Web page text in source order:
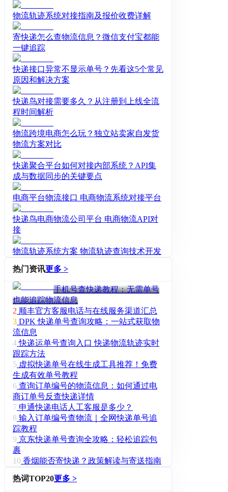
物流轨迹系统对接指南及报价收费详解
寄快递怎么查物流信息？微信支付宝都能
一键追踪
快递接口异常不显示单号？先看这5个常见
原因和解决方案
快递鸟对接需要多久？从注册到上线全流
程时间解析
物流跨境电商怎么玩？独立站卖家自发货
物流方案对比
快递聚合平台如何对接内部系统？API集
成与数据同步的关键要点
电商平台物流接口 电商物流系统对接平台
快递鸟电商物流公司平台 电商物流API对
接
物流轨迹系统方案 物流轨迹查询技术开发
热门资讯更多 >
手机号查快递教程：无需单号
也能追踪物流信息
2 顺丰官方客服电话与在线服务渠道汇总
3 DPK 快递单号查询攻略：一站式获取物
流信息
4 快递运单号查询入口 快递物流轨迹实时
跟踪方法
5 虚拟快递单号在线生成工具推荐！免费
生成有效单号教程
6 查询订单编号的物流信息：如何通过电
商订单号反查快递详情
7 申通快递电话人工客服是多少？
8 输入订单编号查物流｜全网快递单号追
踪教程
9 京东快递单号查询全攻略：轻松追踪包
裹
10 香烟能否寄快递？政策解读与寄送指南
热词TOP20更多 >